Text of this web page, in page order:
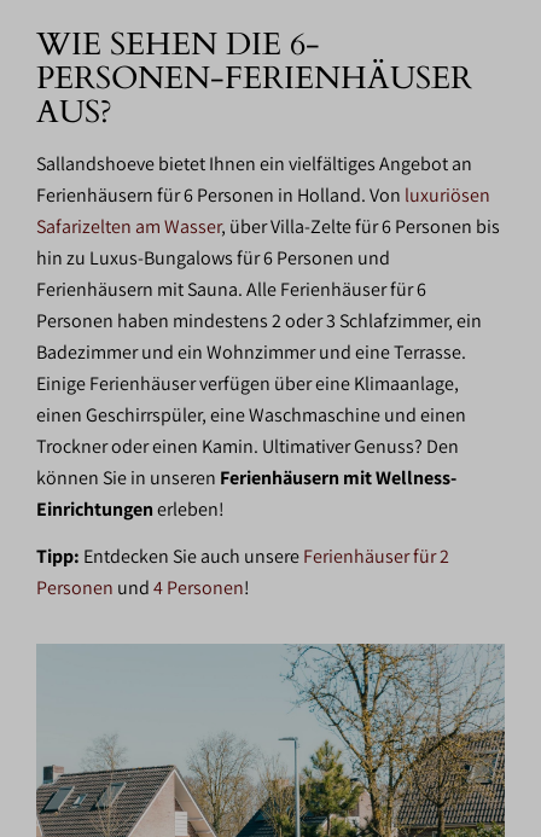
WIE SEHEN DIE 6-
PERSONEN-FERIENHÄUSER
AUS?
Sallandshoeve bietet Ihnen ein vielfältiges Angebot an
Ferienhäusern für 6 Personen in Holland. Von luxuriösen
Safarizelten am Wasser, über Villa-Zelte für 6 Personen bis
hin zu Luxus-Bungalows für 6 Personen und
Ferienhäusern mit Sauna. Alle Ferienhäuser für 6
Personen haben mindestens 2 oder 3 Schlafzimmer, ein
Badezimmer und ein Wohnzimmer und eine Terrasse.
Einige Ferienhäuser verfügen über eine Klimaanlage,
einen Geschirrspüler, eine Waschmaschine und einen
Trockner oder einen Kamin. Ultimativer Genuss? Den
können Sie in unseren Ferienhäusern mit Wellness-
Einrichtungenerleben!
Tipp: Entdecken Sie auch unsereFerienhäuser für 2
Personen und4 Personen!